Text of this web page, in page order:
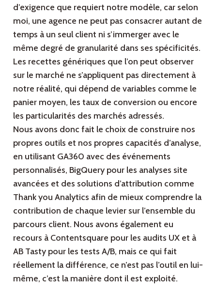
d’exigence que requiert notre modèle, car selon
moi, une agence ne peut pas consacrer autant de
temps à un seul client ni s’immerger avec le
même degré de granularité dans ses spécificités.
Les recettes génériques que l’on peut observer
sur le marché ne s’appliquent pas directement à
notre réalité, qui dépend de variables comme le
panier moyen, les taux de conversion ou encore
les particularités des marchés adressés.
Nous avons donc fait le choix de construire nos
propres outils et nos propres capacités d’analyse,
en utilisant GA360 avec des événements
personnalisés, BigQuery pour les analyses site
avancées et des solutions d’attribution comme
Thank you Analytics afin de mieux comprendre la
contribution de chaque levier sur l’ensemble du
parcours client. Nous avons également eu
recours à Contentsquare pour les audits UX et à
AB Tasty pour les tests A/B, mais ce qui fait
réellement la différence, ce n’est pas l’outil en lui-
même, c’est la manière dont il est exploité.